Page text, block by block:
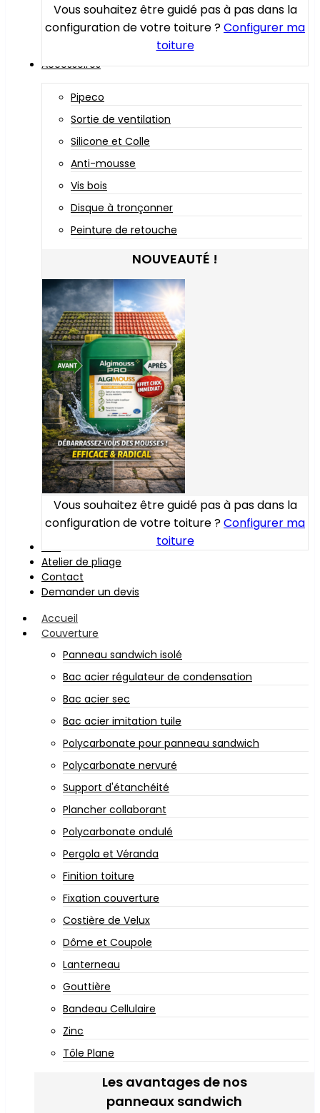
Vous souhaitez être guidé pas à pas dans la
configuration de votre toiture ?Configurer ma
toiture
Accessoires
Pipeco
Sortie de ventilation
Silicone et Colle
Anti-mousse
Vis bois
Disque à tronçonner
Peinture de retouche
NOUVEAUTÉ !
Vous souhaitez être guidé pas à pas dans la
configuration de votre toiture ?Configurer ma
toiture
Atelier de pliage
Contact
Demander un devis
Accueil
Couverture
Panneau sandwich isolé
Bac acier régulateur de condensation
Bac acier sec
Bac acier imitation tuile
Polycarbonate pour panneau sandwich
Polycarbonate nervuré
Support d'étanchéité
Plancher collaborant
Polycarbonate ondulé
Pergola et Véranda
Finition toiture
Fixation couverture
Costière de Velux
Dôme et Coupole
Lanterneau
Gouttière
Bandeau Cellulaire
Zinc
Tôle Plane
Les avantages de nos
panneaux sandwich